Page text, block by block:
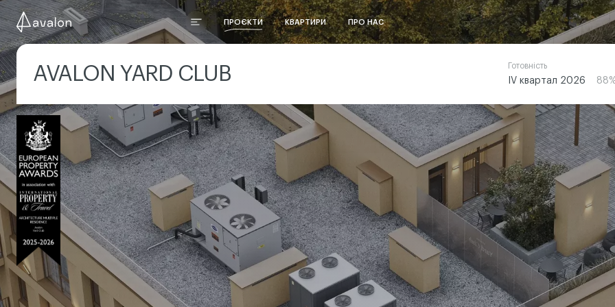
ПРОЄКТИ КВАРТИРИ ПРО НАС
AVALON YARD CLUB Готовність
ІV квартал 2026
ЕКСПЛУАТОВАНА
ТЕРАСА
ВИД НА ВИСОКИЙ
ЗАМОК
ДИЗАЙН